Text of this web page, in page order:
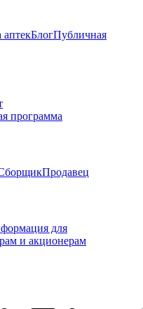
аптекБлогПубличная
программа
Продавец
для
и акционерам